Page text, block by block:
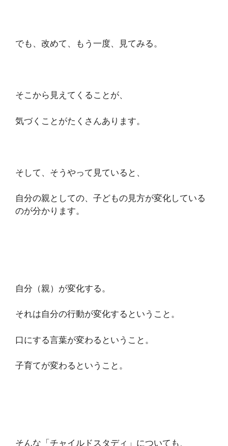
でも、 改めて、もう一度、見てみる。
そこから見えてくることが、
気づくことがたくさんあります。
そして、そうやって見ていると、
自分の親としての、子どもの見方が変化している
のが分かります。
自分（親）が変化する。
それは自分の行動が変化するということ。
口にする言葉が変わるということ。
子育てが変わるということ。
そんな「チャイルドスタディ」についても、